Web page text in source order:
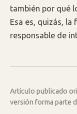
también por qué
Esa es, quizás,
responsable de
Artículo publicado
versión forma parte